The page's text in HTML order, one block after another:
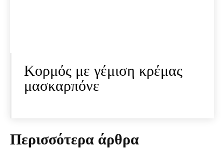
Κορμός με γέμιση κρέμας
μασκαρπόνε
Περισσότερα άρθρα